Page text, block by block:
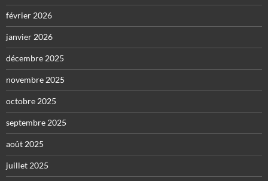
février 2026
janvier 2026
décembre 2025
novembre 2025
octobre 2025
septembre 2025
août 2025
juillet 2025